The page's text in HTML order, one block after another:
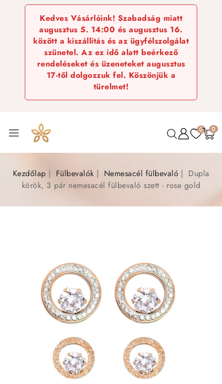
Kedves Vásárlóink! Szabadság miatt
augusztus 5. 14:00 és augusztus 16.
között a kiszállítás és az ügyfélszolgálat
szünetel. Az ez idő alatt beérkező
rendeléseket és üzeneteket augusztus
17-től dolgozzuk fel. Köszönjük a
türelmet!
0 0
Kezdőlap Fülbevalók Nemesacél fülbevaló
Dupla
körök, 3 pár nemesacél fülbevaló szett - rose gold